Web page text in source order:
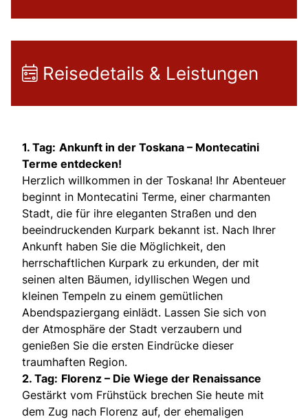
Reisedetails & Leistungen
1. Tag: Ankunft in der Toskana – Montecatini
Terme entdecken!
Herzlich willkommen in der Toskana! Ihr Abenteuer
beginnt in Montecatini Terme, einer charmanten
Stadt, die für ihre eleganten Straßen und den
beeindruckenden Kurpark bekannt ist. Nach Ihrer
Ankunft haben Sie die Möglichkeit, den
herrschaftlichen Kurpark zu erkunden, der mit
seinen alten Bäumen, idyllischen Wegen und
kleinen Tempeln zu einem gemütlichen
Abendspaziergang einlädt. Lassen Sie sich von
der Atmosphäre der Stadt verzaubern und
genießen Sie die ersten Eindrücke dieser
traumhaften Region.
2. Tag: Florenz – Die Wiege der Renaissance
Gestärkt vom Frühstück brechen Sie heute mit
dem Zug nach Florenz auf, der ehemaligen